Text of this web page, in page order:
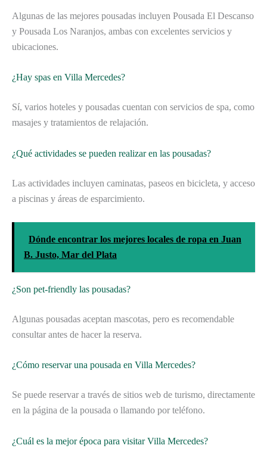
Algunas de las mejores pousadas incluyen Pousada El Descanso
y Pousada Los Naranjos, ambas con excelentes servicios y
ubicaciones.
¿Hay spas en Villa Mercedes?
Sí, varios hoteles y pousadas cuentan con servicios de spa, como
masajes y tratamientos de relajación.
¿Qué actividades se pueden realizar en las pousadas?
Las actividades incluyen caminatas, paseos en bicicleta, y acceso
a piscinas y áreas de esparcimiento.
Dónde encontrar los mejores locales de ropa en Juan
B. Justo, Mar del Plata
¿Son pet-friendly las pousadas?
Algunas pousadas aceptan mascotas, pero es recomendable
consultar antes de hacer la reserva.
¿Cómo reservar una pousada en Villa Mercedes?
Se puede reservar a través de sitios web de turismo, directamente
en la página de la pousada o llamando por teléfono.
¿Cuál es la mejor época para visitar Villa Mercedes?